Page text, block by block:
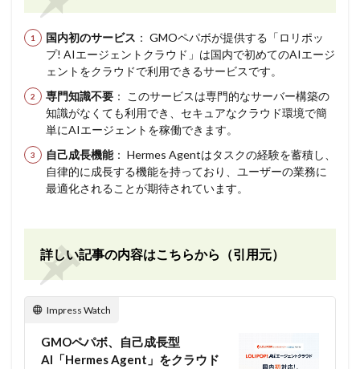
国内初のサービス ： GMOペパボが提供する「ロリポッ
プ! AIエージェントクラウド」は国内で初めてのAIエージ
ェントをクラウドで利用できるサービスです。
専門知識不要 ： このサービスは専門的なサーバー構築の
知識がなくても利用でき、セキュアなクラウド環境で簡
単にAIエージェントを稼働できます。
自己成長機能： Hermes Agentはタスクの経験を蓄積し、
自律的に成長する機能を持っており、ユーザーの業務に
最適化されることが期待されています。
詳しい記事の内容はこちらから（引用元）
Impress Watch
GMOペパボ、自己成長型
AI「Hermes Agent」をクラウド